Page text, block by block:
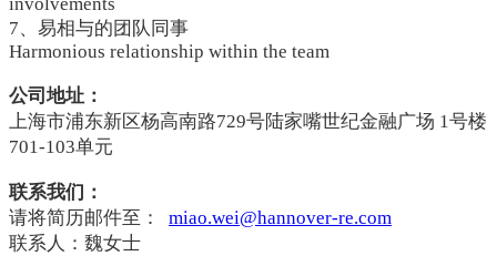
involvements
7、易相与的团队同事
Harmonious relationship within the team
公司地址：
上海市浦东新区杨高南路729号陆家嘴世纪金融广场 1号楼
701-103单元
联系我们：
请将简历邮件至： miao.wei@hannover-re.com
联系人：魏女士